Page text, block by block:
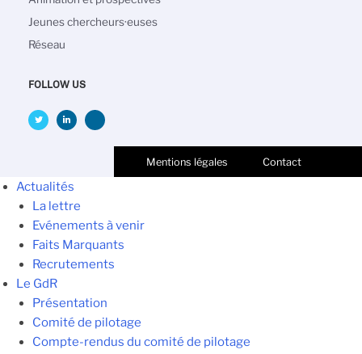
Jeunes chercheurs·euses
Réseau
FOLLOW US
Mentions légales Contact
Actualités
La lettre
Evénements à venir
Faits Marquants
Recrutements
Le GdR
Présentation
Comité de pilotage
Compte-rendus du comité de pilotage